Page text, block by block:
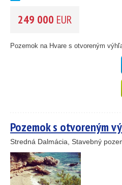
Južná Dalmácia
CENA (vyberte rozsah)
249 000 EUR
Pozemok na Hvare s otvoreným
Pozemok s otvoreným
Hvar
Stredná Dalmácia, Stavebný